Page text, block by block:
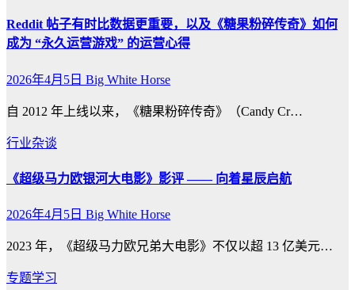
Reddit 帖子有时比数据更重要，以及《糖果粉碎传奇》如何
成为 “永久运营游戏” 的运营心得
2026年4月5日 Big White Horse
自 2012 年上线以来，《糖果粉碎传奇》（Candy Cr…
行业杂谈
《超级马力欧银河大电影》影评 —— 向着星辰启航
2026年4月5日 Big White Horse
2023 年，《超级马力欧兄弟大电影》不仅以超 13 亿美元…
专题学习